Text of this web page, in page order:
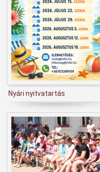
Nyári nyitvatartás